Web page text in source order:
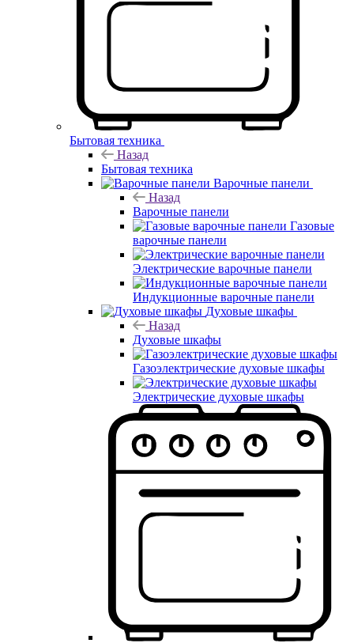
Бытовая техника
Назад
Бытовая техника
Варочные панели
Назад
Варочные панели
Газовые
варочные панели
Электрические варочные панели
Индукционные варочные панели
Духовые шкафы
Назад
Духовые шкафы
Газоэлектрические духовые шкафы
Электрические духовые шкафы